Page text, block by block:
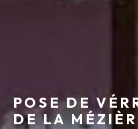
POSE DE
DE LA